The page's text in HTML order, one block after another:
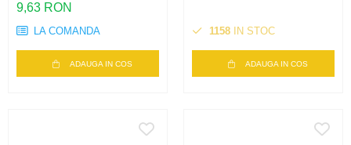
9,63 RON
LA COMANDA
ADAUGA IN COS
1158 IN STOC
ADAUGA IN COS